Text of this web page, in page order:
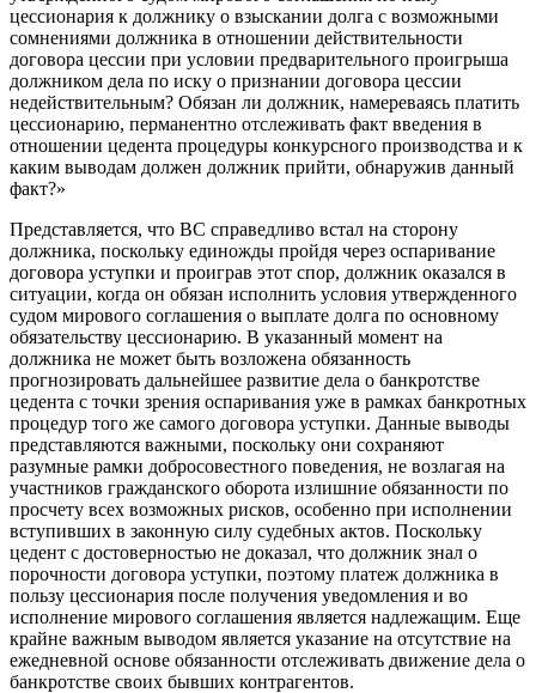
цессионария к должнику о взыскании долга с возможными
сомнениями должника в отношении действительности
договора цессии при условии предварительного проигрыша
должником дела по иску о признании договора цессии
недействительным? Обязан ли должник, намереваясь платить
цессионарию, перманентно отслеживать факт введения в
отношении цедента процедуры конкурсного производства и к
каким выводам должен должник прийти, обнаружив данный
факт?»
Представляется, что ВС справедливо встал на сторону
должника, поскольку единожды пройдя через оспаривание
договора уступки и проиграв этот спор, должник оказался в
ситуации, когда он обязан исполнить условия утвержденного
судом мирового соглашения о выплате долга по основному
обязательству цессионарию. В указанный момент на
должника не может быть возложена обязанность
прогнозировать дальнейшее развитие дела о банкротстве
цедента с точки зрения оспаривания уже в рамках банкротных
процедур того же самого договора уступки. Данные выводы
представляются важными, поскольку они сохраняют
разумные рамки добросовестного поведения, не возлагая на
участников гражданского оборота излишние обязанности по
просчету всех возможных рисков, особенно при исполнении
вступивших в законную силу судебных актов. Поскольку
цедент с достоверностью не доказал, что должник знал о
порочности договора уступки, поэтому платеж должника в
пользу цессионария после получения уведомления и во
исполнение мирового соглашения является надлежащим. Еще
крайне важным выводом является указание на отсутствие на
ежедневной основе обязанности отслеживать движение дела о
банкротстве своих бывших контрагентов.